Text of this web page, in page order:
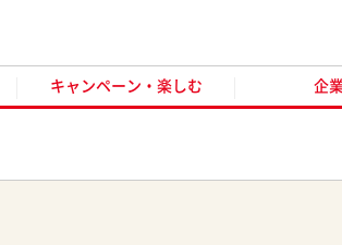
キャンペーン・楽しむ 企